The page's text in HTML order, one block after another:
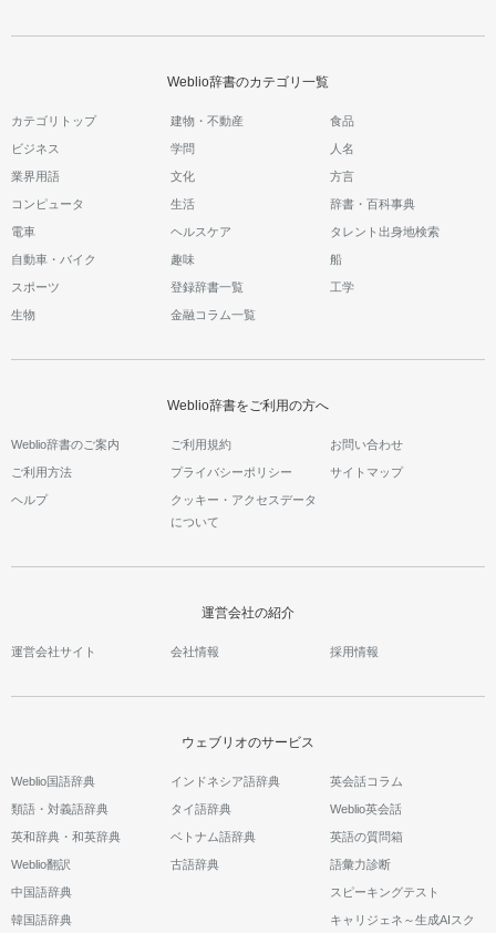
Weblio辞書のカテゴリ一覧
カテゴリトップ 建物・不動産 食品
ビジネス 学問 人名
業界用語 文化 方言
コンピュータ 生活 辞書・百科事典
電車 ヘルスケア タレント出身地検索
自動車・バイク 趣味 船
スポーツ 登録辞書一覧 工学
生物 金融コラム一覧
Weblio辞書をご利用の方へ
Weblio辞書のご案内 ご利用規約 お問い合わせ
ご利用方法 プライバシーポリシー サイトマップ
ヘルプ
クッキー・アクセスデータ
について
運営会社の紹介
運営会社サイト 会社情報 採用情報
ウェブリオのサービス
Weblio国語辞典
類語・対義語辞典
英和辞典・和英辞典
Weblio翻訳
中国語辞典
韓国語辞典
インドネシア語辞典
タイ語辞典
ベトナム語辞典
古語辞典
英会話コラム
Weblio英会話
英語の質問箱
語彙力診断
スピーキングテスト
キャリジェネ～生成AIスク